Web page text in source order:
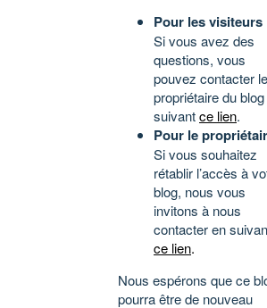
Pour les visiteurs
Si vous avez des
questions, vous
pouvez contacter le
propriétaire du
suivantce lien.
Pour le
Si vous souhaitez
rétablir l’accès à
blog, nous vous
invitons à nous
contacter en
ce lien.
Nous espérons que ce
pourra être de nouveau